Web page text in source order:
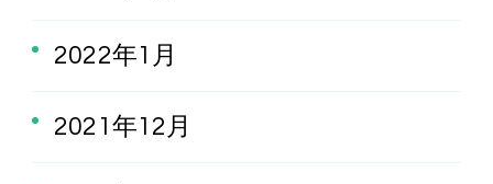
2022年1月
2021年12月